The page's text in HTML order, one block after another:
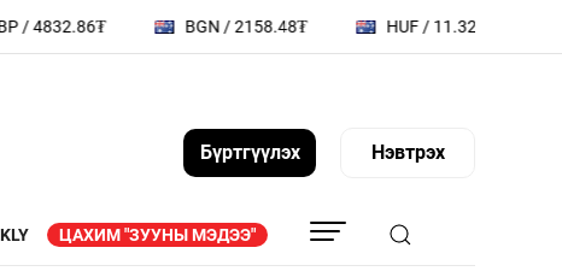
BGN / 2158.48₮ HUF / 11.32₮ EGP / 72.2₮
Бүртгүүлэх Нэвтрэх
ЦАХИМ "ЗУУНЫ МЭДЭЭ"